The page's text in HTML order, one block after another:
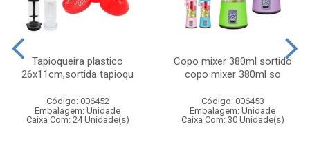
Tapioqueira plastico
26x11cm,sortida tapioqu
Código: 006452
Embalagem: Unidade
Caixa Com: 24 Unidade(s)
Copo mixer 380ml sortido
copo mixer 380ml so
Código: 006453
Embalagem: Unidade
Caixa Com: 30 Unidade(s)